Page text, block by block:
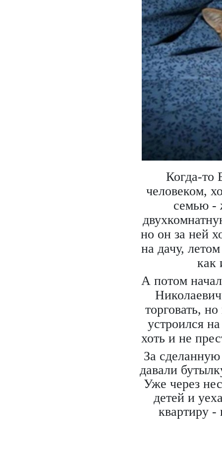
Когда-то
человеком,
семью -
но он за ней
на дачу,
как
А потом
торговать,
устроился
хоть и не
За
давали
Уже через
детей и
квартиру